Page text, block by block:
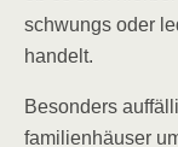
schwungs oder
handelt.
Beson­ders
fa­mi­li­en­häu­ser